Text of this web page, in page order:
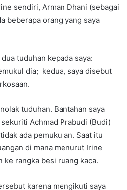
sendiri, Arman Dhani (sebagai
beberapa orang yang saya
tuduhan kepada saya:
dia; kedua, saya disebut
tuduhan. Bantahan saya
Achmad Prabudi (Budi)
ada pemukulan. Saat itu
di mana menurut Irine
ke rangka besi ruang kaca.
karena mengikuti saya